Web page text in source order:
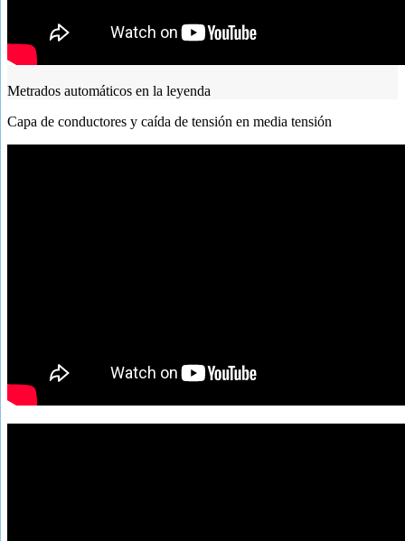
Metrados automáticos en la leyenda
Capa de conductores y caída de tensión en media tensión